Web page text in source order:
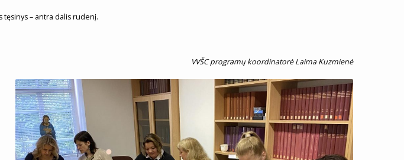
– antra dalis rudenį.
VVŠC programų koordinatorė Laima Kuzmienė